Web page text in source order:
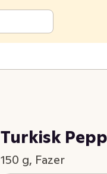
Turkisk
150 g, Fazer